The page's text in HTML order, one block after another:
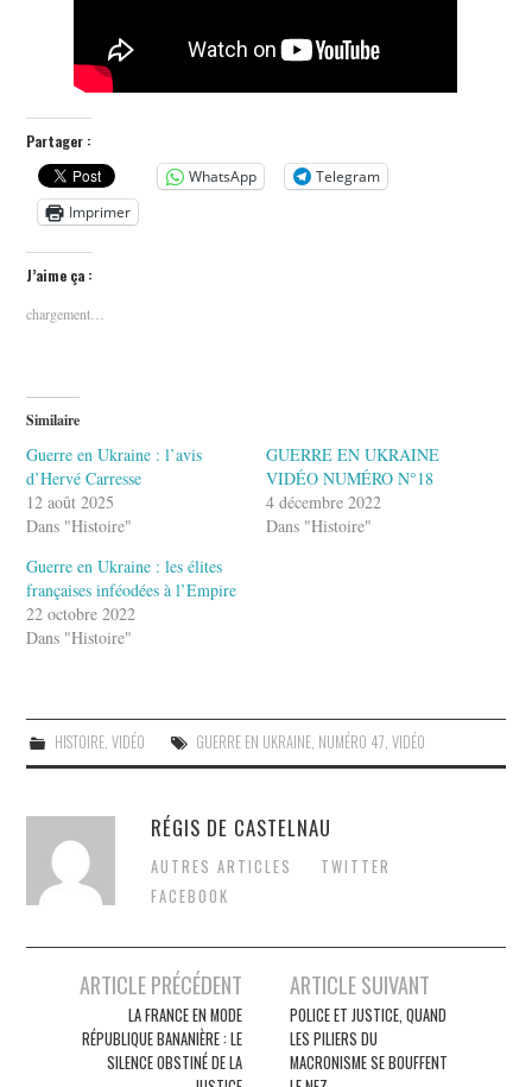
Partager :
WhatsApp
Telegram
Imprimer
J’aime ça :
chargement…
Similaire
Guerre en Ukraine : l’avis
d’Hervé Carresse
12 août 2025
Dans "Histoire"
GUERRE EN UKRAINE
VIDÉO NUMÉRO N°18
4 décembre 2022
Dans "Histoire"
Guerre en Ukraine : les élites
françaises inféodées à l’Empire
22 octobre 2022
Dans "Histoire"
HISTOIRE, VIDÉO GUERRE EN UKRAINE, NUMÉRO 47, VIDÉO
RÉGIS DE CASTELNAU
AUTRES ARTICLES
TWITTER
FACEBOOK
navigation
ARTICLE PRÉCÉDENT
LA FRANCE EN MODE
RÉPUBLIQUE BANANIÈRE : LE
SILENCE OBSTINÉ DE LA
ARTICLE SUIVANT
POLICE ET JUSTICE, QUAND
LES PILIERS DU
MACRONISME SE BOUFFENT